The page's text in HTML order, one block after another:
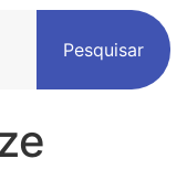
Pesquisar